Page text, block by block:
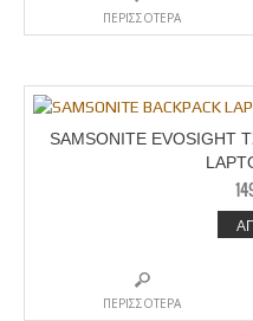
ΠΕΡΙΣΣΟΤΕΡΑ
SAMSONITE EVOSIGHT
ΠΕΡΙΣΣΟΤΕΡΑ